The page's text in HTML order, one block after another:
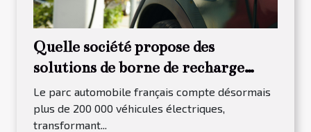
Quelle société propose des
solutions de borne de recharge
pour les entreprises sarthoises ?
Le parc automobile français compte désormais
plus de 200 000 véhicules électriques,
transformant...